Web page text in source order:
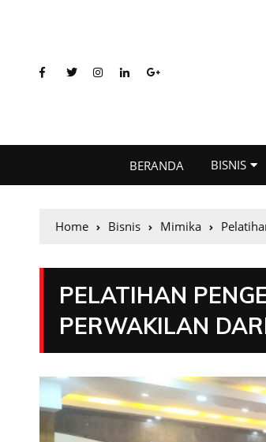
BERANDA BISNIS
Home Bisnis Mimika
PELATIHAN
PERWAKILAN